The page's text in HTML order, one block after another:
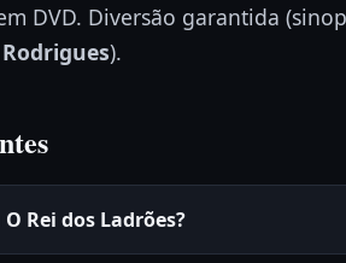
DVD. Diversão garantida
).
Rei dos Ladrões?